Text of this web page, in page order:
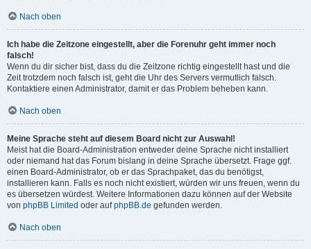
Nach oben
Ich habe die Zeitzone eingestellt, aber die Forenuhr geht immer noch
falsch!
Wenn du dir sicher bist, dass du die Zeitzone richtig eingestellt hast und die
Zeit trotzdem noch falsch ist, geht die Uhr des Servers vermutlich falsch.
Kontaktiere einen Administrator, damit er das Problem beheben kann.
Nach oben
Meine Sprache steht auf diesem Board nicht zur Auswahl!
Meist hat die Board-Administration entweder deine Sprache nicht installiert
oder niemand hat das Forum bislang in deine Sprache übersetzt. Frage ggf.
einen Board-Administrator, ob er das Sprachpaket, das du benötigst,
installieren kann. Falls es noch nicht existiert, würden wir uns freuen, wenn du
es übersetzen würdest. Weitere Informationen dazu können auf der Website
von phpBB Limited oder aufphpBB.de gefunden werden.
Nach oben